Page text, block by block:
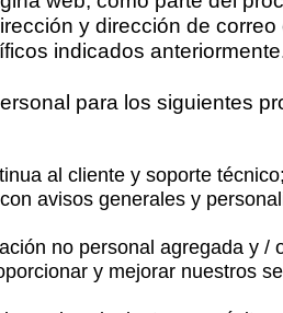
y dirección de
indicados
para los siguientes
al cliente y soporte técnico;
avisos generales y
no personal agregada y /
y mejorar nuestros